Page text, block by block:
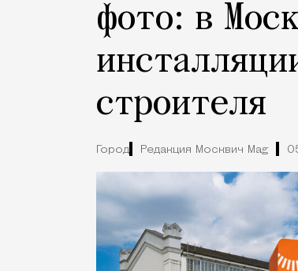
фото: в
строителя
Город Редакция Москвич Mag